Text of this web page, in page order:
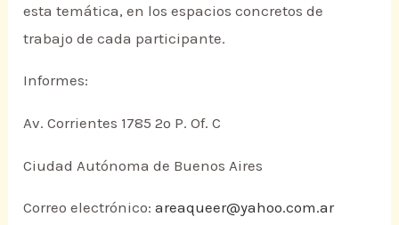
esta temática, en los espacios concretos de
trabajo de cada participante.
Informes:
Av. Corrientes 1785 2º P. Of. C
Ciudad Autónoma de Buenos Aires
Correo electrónico:areaqueer@yahoo.com.ar